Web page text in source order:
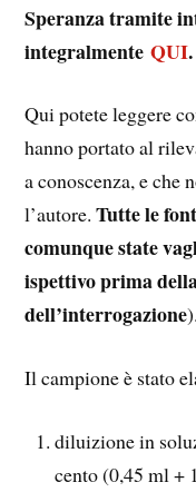
Speranza tramite
integralmenteQUI.
Qui potete leggere
hanno portato al
a conoscenza, e che
l’autore.Tutte le
comunque state
ispettivo prima
dell’interrogazione).
Il campione è stato
diluizione in
cento (0,45 ml +